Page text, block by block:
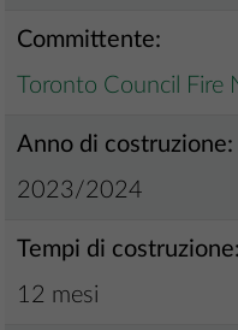
Committente:
Toronto Council
Anno di costruzione:
2023/2024
Tempi di costruzione:
12 mesi